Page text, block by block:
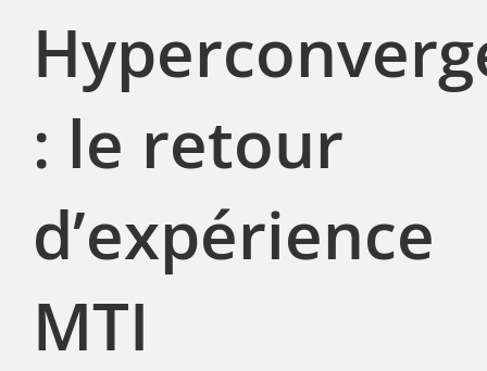
: le retour
d’expérience
MTI